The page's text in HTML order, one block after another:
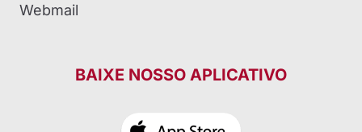
Webmail
BAIXE NOSSO APLICATIVO